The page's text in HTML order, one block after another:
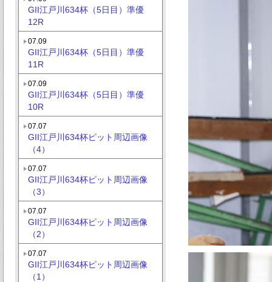
GII江戸川634杯（5日目）準優
12R
07.09
GII江戸川634杯（5日目）準優
11R
07.09
GII江戸川634杯（5日目）準優
10R
07.07
GII江戸川634杯ピット周辺画像
（4）
07.07
GII江戸川634杯ピット周辺画像
（3）
07.07
GII江戸川634杯ピット周辺画像
（2）
07.07
GII江戸川634杯ピット周辺画像
（1）